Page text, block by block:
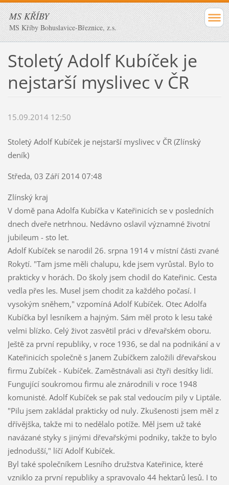
MS KŘÍBY
MS Kříby Bohuslavice-Březnice, z.s.
Stoletý Adolf Kubíček je
nejstarší myslivec v ČR
15.09.2014 12:50
Stoletý Adolf Kubíček je nejstarší myslivec v ČR (Zlínský
deník)
Středa, 03 Září 2014 07:48
Zlínský kraj
V domě pana Adolfa Kubíčka v Kateřinicích se v posledních
dnech dveře netrhnou. Nedávno oslavil významné životní
jubileum - sto let.
Adolf Kubíček se narodil 26. srpna 1914 v místní části zvané
Rokytí. "Tam jsme měli chalupu, kde jsem vyrůstal. Bylo to
prakticky v horách. Do školy jsem chodil do Kateřinic. Cesta
vedla přes les. Musel jsem chodit za každého počasí. I
vysokým sněhem," vzpomíná Adolf Kubíček. Otec Adolfa
Kubíčka byl lesníkem a hajným. Sám měl proto k lesu také
velmi blízko. Celý život zasvětil práci v dřevařském oboru.
Ještě za první republiky, v roce 1936, se dal na podnikání a v
Kateřinicích společně s Janem Zubíčkem založili dřevařskou
firmu Zubíček - Kubíček. Zaměstnávali asi čtyři desítky lidí.
Fungující soukromou firmu ale znárodnili v roce 1948
komunisté. Adolf Kubíček se pak stal vedoucím pily v Liptále.
"Pilu jsem zakládal prakticky od nuly. Zkušenosti jsem měl z
dřívějška, takže mi to nedělalo potíže. Měl jsem už také
navázané styky s jinými dřevařskými podniky, takže to bylo
jednodušší," líčí Adolf Kubíček.
Byl také společníkem Lesního družstva Kateřinice, které
vzniklo za první republiky a spravovalo 44 hektarů lesů. I to